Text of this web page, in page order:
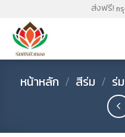
content
ส่งฟรี! ก
หน้าหลัก / สีร่ม / ร่